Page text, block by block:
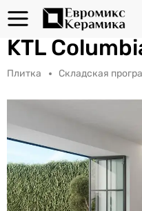
KTL
Плитка Складская